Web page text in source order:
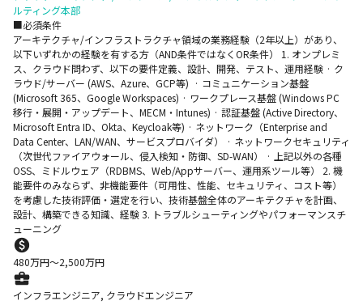
ルティング本部
■必須条件
アーキテクチャ/インフラストラクチャ領域の業務経験（2年以上）があり、
以下いずれかの経験を有する方（AND条件ではなくOR条件） 1. オンプレミ
ス、クラウド問わず、以下の要件定義、設計、開発、テスト、運用経験 · ク
ラウド/サーバー (AWS、Azure、GCP等) · コミュニケーション基盤
(Microsoft 365、Google Workspaces) · ワークプレース基盤 (Windows PC
移行・展開・アップデート、MECM・Intunes) · 認証基盤 (Active Directory、
Microsoft Entra ID、Okta、Keycloak等) · ネットワーク（Enterprise and
Data Center、LAN/WAN、サービスプロバイダ） · ネットワークセキュリティ
（次世代ファイアウォール、侵入検知・防御、SD-WAN） · 上記以外の各種
OSS、ミドルウェア（RDBMS、Web/Appサーバー、運用系ツール等） 2. 機
能要件のみならず、非機能要件（可用性、性能、セキュリティ、コスト等）
を考慮した技術評価・選定を行い、技術基盤全体のアーキテクチャを計画、
設計、構築できる知識、経験 3. トラブルシューティングやパフォーマンスチ
ューニング
480万円〜2,500万円
インフラエンジニア, クラウドエンジニア